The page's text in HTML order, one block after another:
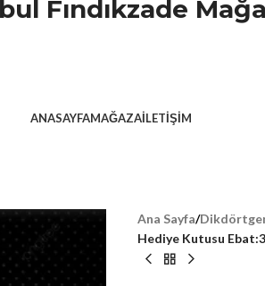
Fındıkzade
ANASAYFAMAĞAZAİLETIŞIM
Ana Sayfa/
Hediye Kutusu